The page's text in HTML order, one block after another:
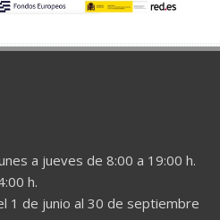
a jueves de 8:00 a 19:00 h.
h.
1 de junio al 30 de septiembre